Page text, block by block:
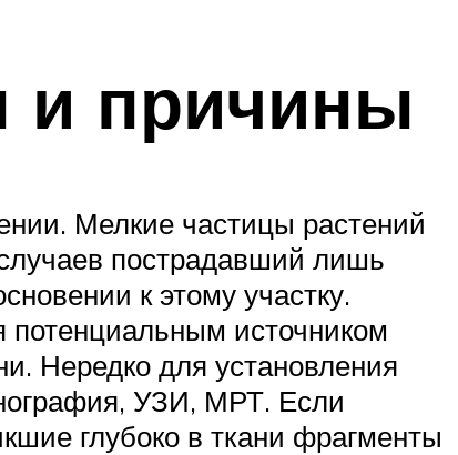
и причины
Мелкие частицы растений
пострадавший лишь
к этому участку.
потенциальным источником
Нередко для установления
УЗИ, МРТ. Если
глубоко в ткани фрагменты